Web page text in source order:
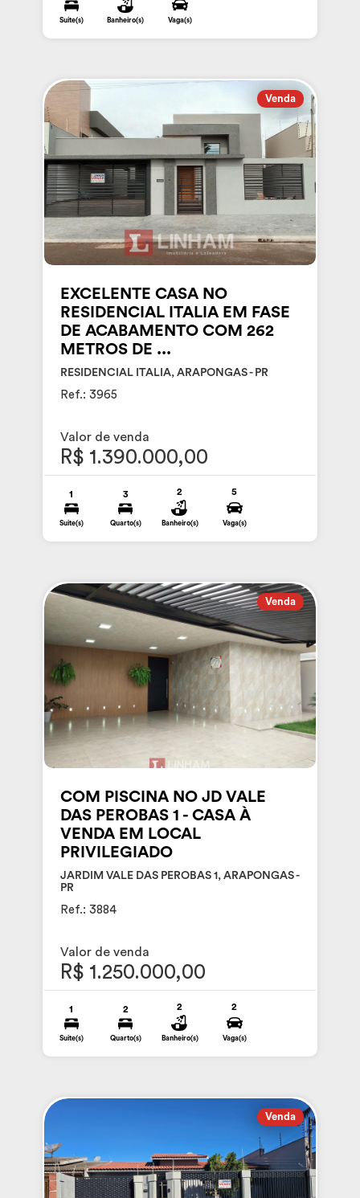
Suite(s) Banheiro(s) Vaga(s)
Venda
EXCELENTE CASA NO
RESIDENCIAL ITALIA EM FASE
DE ACABAMENTO COM 262
METROS DE ...
RESIDENCIAL ITALIA, ARAPONGAS - PR
Ref.: 3965
Valor de venda
R$ 1.390.000,00
1
Suite(s)
3
Quarto(s)
2
Banheiro(s)
5
Vaga(s)
Venda
COM PISCINA NO JD VALE
DAS PEROBAS 1 - CASA À
VENDA EM LOCAL
PRIVILEGIADO
JARDIM VALE DAS PEROBAS 1, ARAPONGAS -
PR
Ref.: 3884
Valor de venda
R$ 1.250.000,00
1
Suite(s)
2
Quarto(s)
2
Banheiro(s)
2
Vaga(s)
Venda